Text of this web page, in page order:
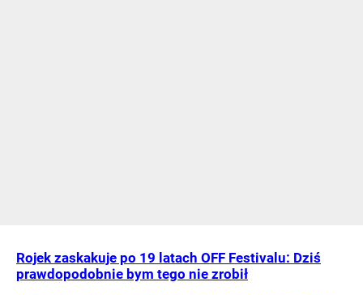
Rojek zaskakuje po 19 latach OFF Festivalu: Dziś
prawdopodobnie bym tego nie zrobił